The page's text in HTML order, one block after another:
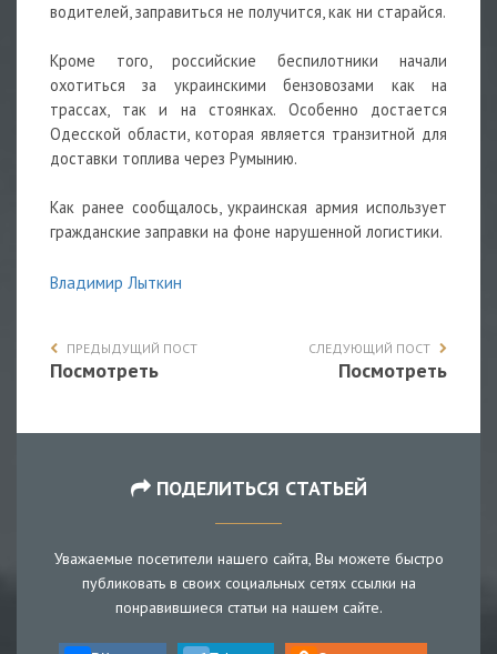
водителей, заправиться не получится, как ни старайся.
Кроме того, российские беспилотники начали
охотиться за украинскими бензовозами как на
трассах, так и на стоянках. Особенно достается
Одесской области, которая является транзитной для
доставки топлива через Румынию.
Как ранее сообщалось, украинская армия использует
гражданские заправки на фоне нарушенной логистики.
Владимир Лыткин
ПРЕДЫДУЩИЙ ПОСТ
Посмотреть
СЛЕДУЮЩИЙ ПОСТ
Посмотреть
ПОДЕЛИТЬСЯ СТАТЬЕЙ
Уважаемые посетители нашего сайта, Вы можете быстро
публиковать в своих социальных сетях ссылки на
понравившиеся статьи на нашем сайте.